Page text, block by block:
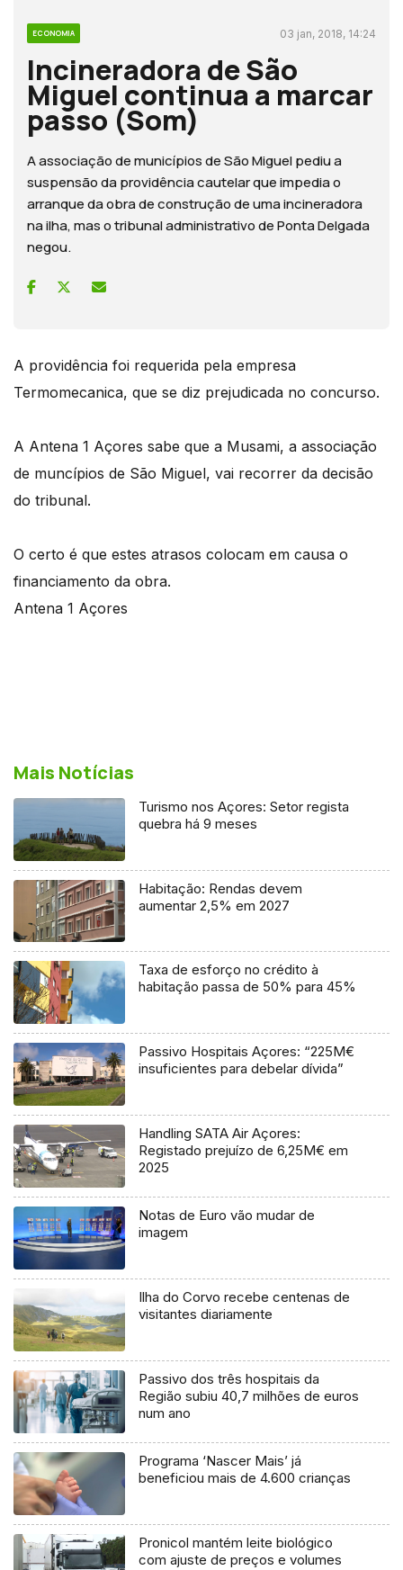
ECONOMIA 03 jan, 2018, 14:24
Incineradora de São
Miguel continua a marcar
passo (Som)
A associação de municípios de São Miguel pediu a
suspensão da providência cautelar que impedia o
arranque da obra de construção de uma incineradora
na ilha, mas o tribunal administrativo de Ponta Delgada
negou.
A providência foi requerida pela empresa
Termomecanica, que se diz prejudicada no concurso.
A Antena 1 Açores sabe que a Musami, a associação
de muncípios de São Miguel, vai recorrer da decisão
do tribunal.
O certo é que estes atrasos colocam em causa o
financiamento da obra.
Antena 1 Açores
Mais Notícias
Turismo nos Açores: Setor regista
quebra há 9 meses
Habitação: Rendas devem
aumentar 2,5% em 2027
Taxa de esforço no crédito à
habitação passa de 50% para 45%
Passivo Hospitais Açores: “225M€
insuficientes para debelar dívida”
Handling SATA Air Açores:
Registado prejuízo de 6,25M€ em
2025
Notas de Euro vão mudar de
imagem
Ilha do Corvo recebe centenas de
visitantes diariamente
Passivo dos três hospitais da
Região subiu 40,7 milhões de euros
num ano
Programa ‘Nascer Mais’ já
beneficiou mais de 4.600 crianças
Pronicol mantém leite biológico
com ajuste de preços e volumes